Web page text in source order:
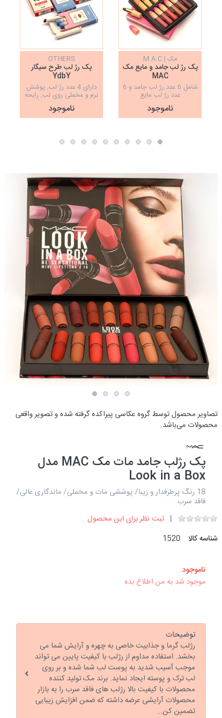
مک | M.A.C
پک رژ لب جامد و مایع مک
MAC
شامل 6 عدد رژ لب جامد و 6
عدد رژ لب مایع
ناموجود
OTHERS
پک رژ لب طرح سیگار
YdbY
دارای 4 عدد رژ لب, پوشش
نرم و مخملی روی لب, رایحه‌
عالی, بافت سبک, ماندگاری
بالا
ناموجود
تصاویر محصول توسط گروه عکاسی پیراکده گرفته شده و تصویر واقعی
محصولات می‌باشد.
پک رژلب جامد مات مک MAC مدل
Look in a Box
18 رنگ پرطرفدار و زیبا/ پوششی مات و مخملی/ ماندگاری عالی/
فاقد سرب
ثبت نظر برای این محصول
شناسه کالا
1520
ناموجود
موجود شد به من اطلاع بده
توضیحات
رژلب گرما و جذابیت خاصی به چهره و آرایش شما می
بخشد. استفاده مداوم از رژلب با کیفیت پایین می تواند
موجب آسیب شدید به پوست لب شما شده و بر روی
لب ترک و پوسته ایجاد نماید. برند مک تولید کننده
محصولات با کیفیت بالا رژلب های فاقد سرب را به بازار
محصولات آرایشی عرضه داشته که ضمن افزایش زیبایی
تضمین کن...